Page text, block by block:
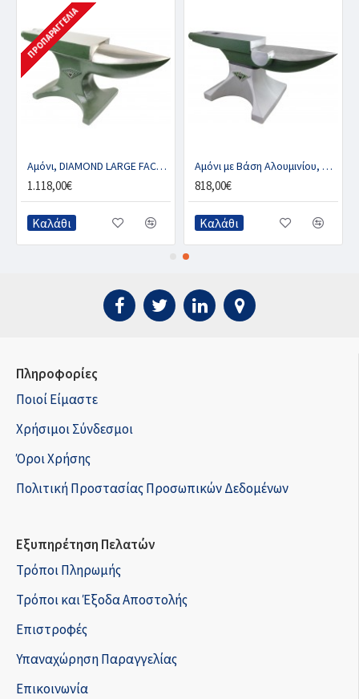
ΠΡΟΠΑΡΑΓΓΕΛΊΑ
Αμόνι, DIAMOND LARGE FACE – 38kg
1.118,00€
Καλάθι
Αμόνι με Βάση Αλουμινίου, DIAMOND MEDIUM FACE – 21kg
818,00€
Καλάθι
Πληροφορίες
Ποιοί Είμαστε
Χρήσιμοι Σύνδεσμοι
Όροι Χρήσης
Πολιτική Προστασίας Προσωπικών Δεδομένων
Εξυπηρέτηση Πελατών
Τρόποι Πληρωμής
Τρόποι και Έξοδα Αποστολής
Επιστροφές
Υπαναχώρηση Παραγγελίας
Επικοινωνία